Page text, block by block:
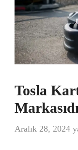
Tosla
Aralık 28, 2024